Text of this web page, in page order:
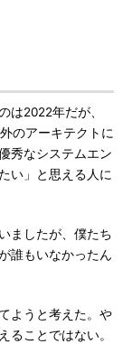
は2022年だが、
のアーキテクトに
秀なシステムエン
い」と思える人に
ましたが、僕たち
誰もいなかったん
ようと考えた。や
ることではない。